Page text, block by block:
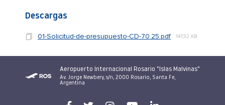
Descargas
01-Solicitud-de-presupuesto-CD-70.25.pdf 147,32 KB
Aeropuerto Internacional Rosario "Islas Malvinas"
Av. Jorge Newbery, s/n, 2000 Rosario, Santa Fe,
Argentina